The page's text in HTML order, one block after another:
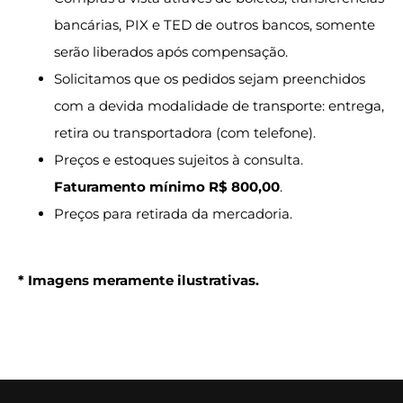
bancárias, PIX e TED de outros bancos, somente
serão liberados após compensação.
Solicitamos que os pedidos sejam preenchidos
com a devida modalidade de transporte: entrega,
retira ou transportadora (com telefone).
Preços e estoques sujeitos à consulta.
Faturamento mínimo R$ 800,00.
Preços para retirada da mercadoria.
* Imagens meramente ilustrativas.